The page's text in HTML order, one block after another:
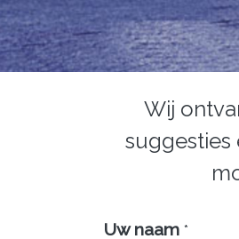
Wij
Uw naam *